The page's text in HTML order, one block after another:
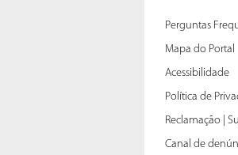
Perguntas
Mapa do Portal
Acessibilidade
Política de
Reclamação |
Canal de